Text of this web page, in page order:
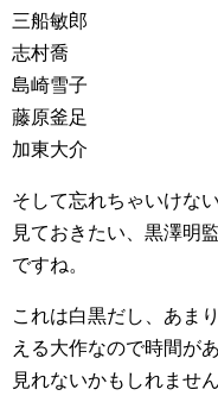
三船敏郎
志村喬
島崎雪子
藤原釜足
加東大介
そして忘れちゃいけな
見ておきたい、黒澤明
ですね。
これは白黒だし、あま
える大作なので時間が
見れないかもしれません